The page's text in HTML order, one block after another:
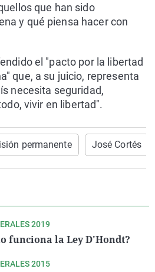
que han sido
y qué piensa hacer con
el "pacto por la libertad
que, a su juicio, representa
necesita seguridad,
vivir en libertad".
permanente José Cortés
2019
funciona la Ley D'Hondt?
2015